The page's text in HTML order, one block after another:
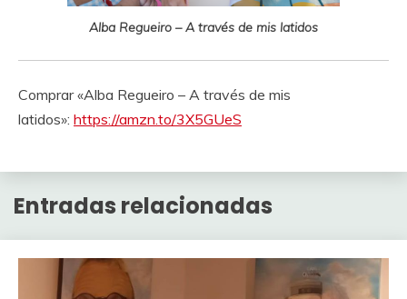
Alba Regueiro – A través de mis latidos
Comprar «Alba Regueiro – A través de mis
latidos»: https://amzn.to/3X5GUeS
Entradas relacionadas